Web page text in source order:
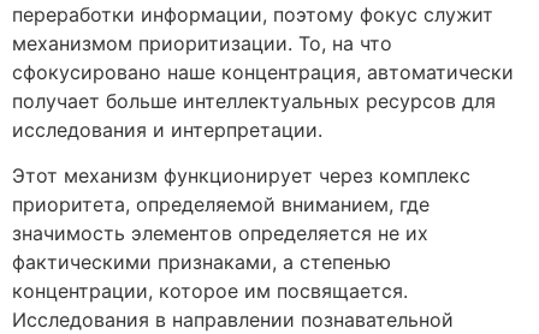
переработки информации, поэтому фокус служит
механизмом приоритизации. То, на что
сфокусировано наше концентрация, автоматически
получает больше интеллектуальных ресурсов для
исследования и интерпретации.
Этот механизм функционирует через комплекс
приоритета, определяемой вниманием, где
значимость элементов определяется не их
фактическими признаками, а степенью
концентрации, которое им посвящается.
Исследования в направлении познавательной